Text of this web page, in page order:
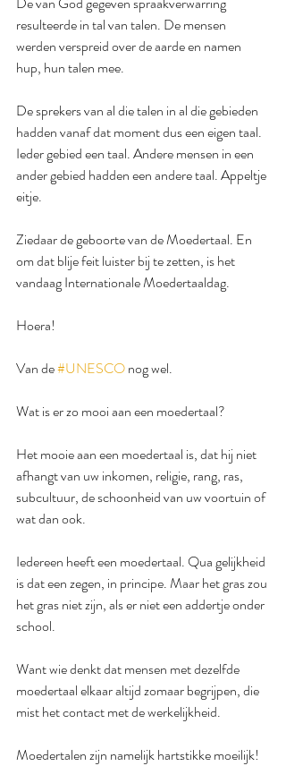
resulteerde in tal van talen. De mensen
werden verspreid over de aarde en namen
hup, hun talen mee.
De sprekers van al die talen in al die gebieden
hadden vanaf dat moment dus een eigen taal.
Ieder gebied een taal. Andere mensen in een
ander gebied hadden een andere taal. Appeltje
eitje.
Ziedaar de geboorte van de Moedertaal. En
om dat blije feit luister bij te zetten, is het
vandaag Internationale Moedertaaldag.
Hoera!
Van de #UNESCO nog wel.
Wat is er zo mooi aan een moedertaal?
Het mooie aan een moedertaal is, dat hij niet
afhangt van uw inkomen, religie, rang, ras,
subcultuur, de schoonheid van uw voortuin of
wat dan ook.
Iedereen heeft een moedertaal. Qua gelijkheid
is dat een zegen, in principe. Maar het gras zou
het gras niet zijn, als er niet een addertje onder
school.
Want wie denkt dat mensen met dezelfde
moedertaal elkaar altijd zomaar begrijpen, die
mist het contact met de werkelijkheid.
Moedertalen zijn namelijk hartstikke moeilijk!